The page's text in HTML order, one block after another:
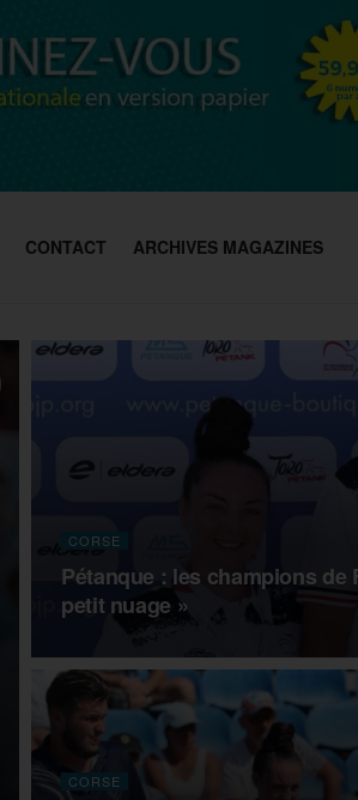
CONTACT ARCHIVES MAGAZINES
CORSE
Pétanque : les champions
petit nuage »
CORSE